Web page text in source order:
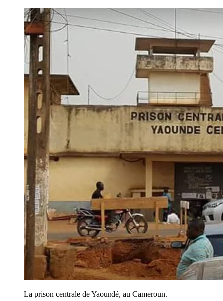
La prison centrale de Yaoundé, au Cameroun.